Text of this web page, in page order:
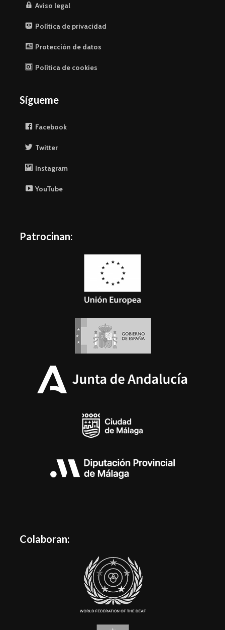
Aviso legal
Política de privacidad
Protección de datos
Política de cookies
Sígueme
Facebook
Twitter
Instagram
YouTube
Patrocinan:
Colaboran: